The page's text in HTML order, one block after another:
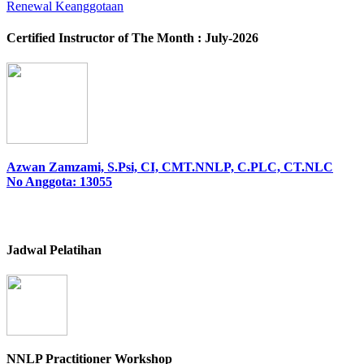
Renewal Keanggotaan
Certified Instructor of The Month : July-2026
Azwan Zamzami, S.Psi, CI, CMT.NNLP, C.PLC, CT.NLC
No Anggota: 13055
Jadwal Pelatihan
NNLP Practitioner Workshop